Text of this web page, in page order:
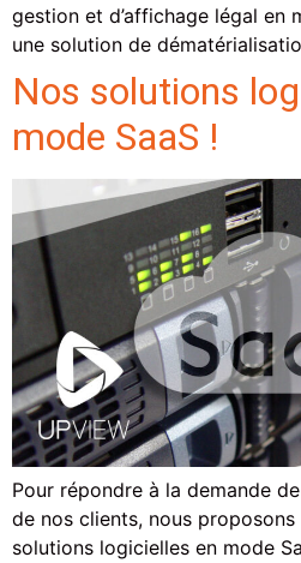
gestion et d’affichage légal en
une solution de
Nos solutions
mode SaaS !
Pour répondre à la demande
de nos clients, nous
solutions logicielles en mode